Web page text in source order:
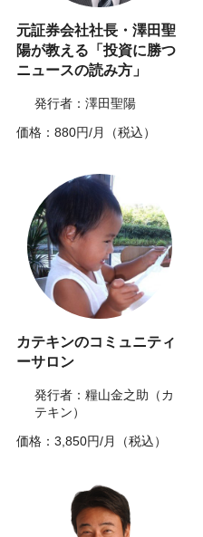
元証券会社社長・澤田聖
陽が教える「投資に勝つ
ニュースの読み方」
発行者：澤田聖陽
価格：880円/月（税込）
カテキンのコミュニティ
ーサロン
発行者：糧山金之助（カ
テキン）
価格：3,850円/月（税込）